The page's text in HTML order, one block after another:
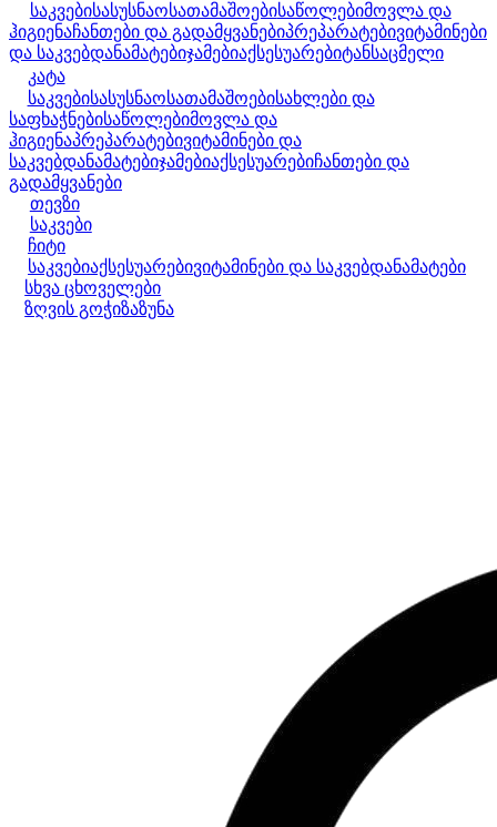
საკვებისასუსნაოსათამაშოებისაწოლებიმოვლა და
ჰიგიენაჩანთები და გადამყვანებიპრეპარატებივიტამინები
და საკვებდანამატებიჯამებიაქსესუარებიტანსაცმელი
კატა
საკვებისასუსნაოსათამაშოებისახლები და
საფხაჭნებისაწოლებიმოვლა და
ჰიგიენაპრეპარატებივიტამინები და
საკვებდანამატებიჯამებიაქსესუარებიჩანთები და
გადამყვანები
თევზი
საკვები
ჩიტი
საკვებიაქსესუარებივიტამინები და საკვებდანამატები
სხვა ცხოველები
ზღვის გოჭიზაზუნა